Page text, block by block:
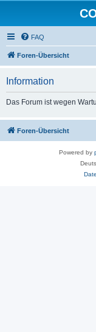
FAQ
Foren-Übersicht
Information
Das Forum ist wegen
Foren-Übersicht
Powered by